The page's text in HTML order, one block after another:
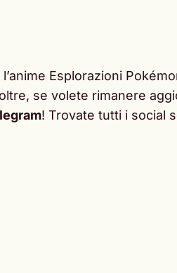
Esplorazioni
se volete rimanere
! Trovate tutti i social